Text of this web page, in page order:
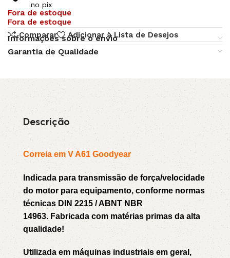
no pix
Fora de estoque
Fora de estoque
Comparar
Adicionar à Lista de Desejos
Informações sobre o envio
Garantia de Qualidade
Descrição
Correia em V A61 Goodyear
Indicada para transmissão de força/velocidade
do motor para equipamento, conforme normas
técnicas DIN 2215 / ABNT NBR
14963. Fabricada com matérias primas da alta
qualidade!
Utilizada em máquinas industriais em geral,